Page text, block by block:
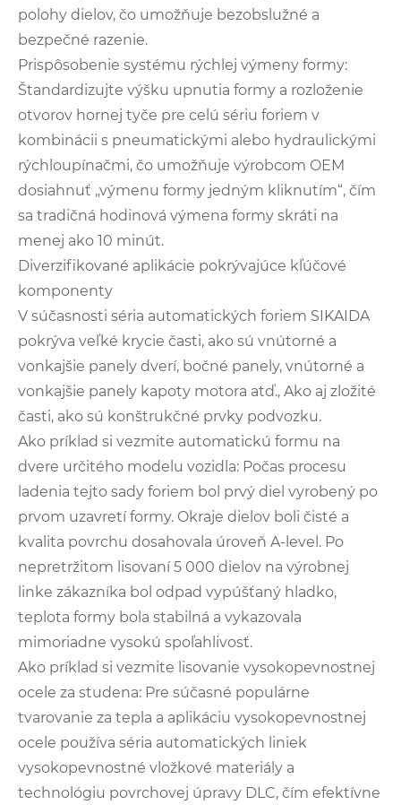
polohy dielov, čo umožňuje bezobslužné a
bezpečné razenie.
Prispôsobenie systému rýchlej výmeny formy:
Štandardizujte výšku upnutia formy a rozloženie
otvorov hornej tyče pre celú sériu foriem v
kombinácii s pneumatickými alebo hydraulickými
rýchloupínačmi, čo umožňuje výrobcom OEM
dosiahnuť „výmenu formy jedným kliknutím“, čím
sa tradičná hodinová výmena formy skráti na
menej ako 10 minút.
Diverzifikované aplikácie pokrývajúce kľúčové
komponenty
V súčasnosti séria automatických foriem SIKAIDA
pokrýva veľké krycie časti, ako sú vnútorné a
vonkajšie panely dverí, bočné panely, vnútorné a
vonkajšie panely kapoty motora atď., Ako aj zložité
časti, ako sú konštrukčné prvky podvozku.
Ako príklad si vezmite automatickú formu na
dvere určitého modelu vozidla: Počas procesu
ladenia tejto sady foriem bol prvý diel vyrobený po
prvom uzavretí formy. Okraje dielov boli čisté a
kvalita povrchu dosahovala úroveň A-level. Po
nepretržitom lisovaní 5 000 dielov na výrobnej
linke zákazníka bol odpad vypúšťaný hladko,
teplota formy bola stabilná a vykazovala
mimoriadne vysokú spoľahlivosť.
Ako príklad si vezmite lisovanie vysokopevnostnej
ocele za studena: Pre súčasné populárne
tvarovanie za tepla a aplikáciu vysokopevnostnej
ocele používa séria automatických liniek
vysokopevnostné vložkové materiály a
technológiu povrchovej úpravy DLC, čím efektívne